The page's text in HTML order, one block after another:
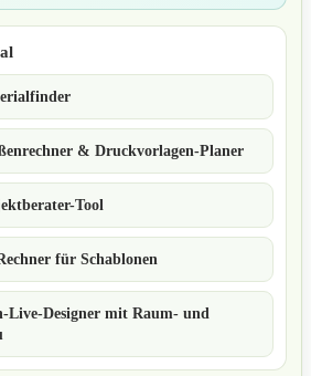
& Druckvorlagen-Planer
Tool
für Schablonen
Live-Designer mit Raum- und